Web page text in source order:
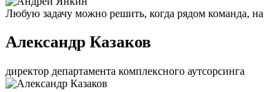
Любую задачу можно решить, когда рядом команда,
Александр Казаков
директор департамента комплексного аутсорсинга